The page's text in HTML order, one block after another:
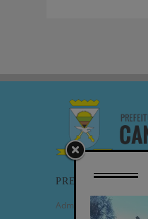
PREFEITURA
Administração Municipal